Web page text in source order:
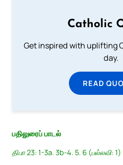
Catholic
Get inspired with uplifting
day.
READ
பதிலுரைப் பாடல்
திபா 23: 1-3a. 3b-4. 5. 6 (பல்லவி: 1)